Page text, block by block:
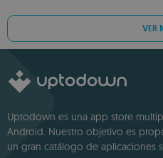
VER
Uptodown es una app store
Android. Nuestro objetivo es
un gran catálogo de aplicaciones